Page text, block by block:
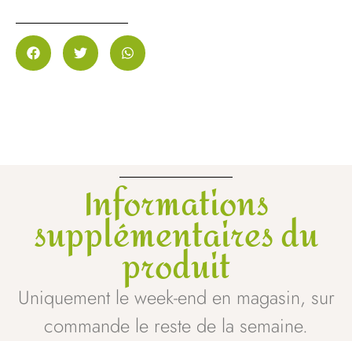
Informations
supplémentaires du
produit
Uniquement le week-end en magasin, sur
commande le reste de la semaine.